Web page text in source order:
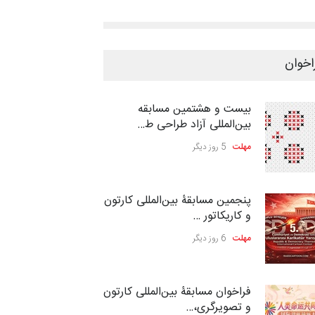
بیست و هشتمین مسابقه
بین‌المللی آزاد طراحی ط…
مهلت 5 روز دیگر
پنجمین مسابقۀ بین‌المللی کارتون
و کاریکاتور …
مهلت 6 روز دیگر
فراخوان مسابقۀ بین‌المللی کارتون
و تصویرگری،…